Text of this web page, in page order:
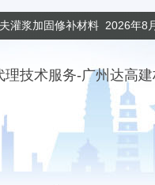
灌浆加固修补材料 2026年8